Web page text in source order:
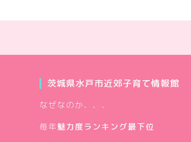
茨城県水戸市近郊子育て情報館
なぜなのか、、、
毎年魅力度ランキング最下位